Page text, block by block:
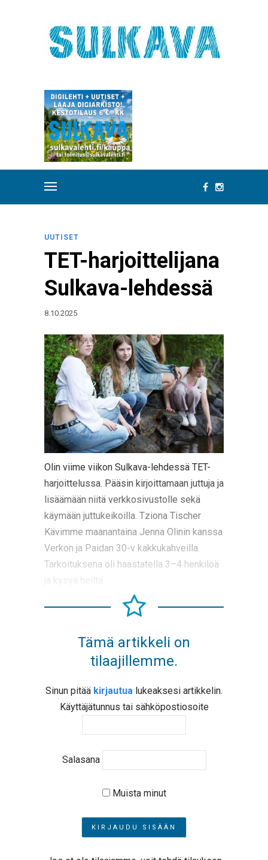
UUTISET
TET-harjoittelijana
Sulkava-lehdessä
8.10.2025
Olin viime viikon Sulkava-lehdessä TET-
harjoittelussa. Pääsin kirjoittamaan juttuja ja
lisäämään niitä verkkosivustolle sekä
käymään juttukeikoilla. Tziona Tischer
Kävimme maanantaina Jenna Olinin kanssa
Verkon ja Paidan 30-v kakkukahveilla.
Tarkoituksena oli haastatella 3–4 henkilöä
ja kysyä heiltä
Tämä artikkeli on
tilaajillemme.
Sinun pitää kirjautua lukeaksesi artikkelin.
Käyttäjätunnus tai sähköpostiosoite
Salasana
Muista minut